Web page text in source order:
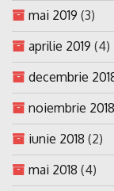
mai 2019 (3)
aprilie 2019 (4)
decembrie
noiembrie 2018
iunie 2018 (2)
mai 2018 (4)